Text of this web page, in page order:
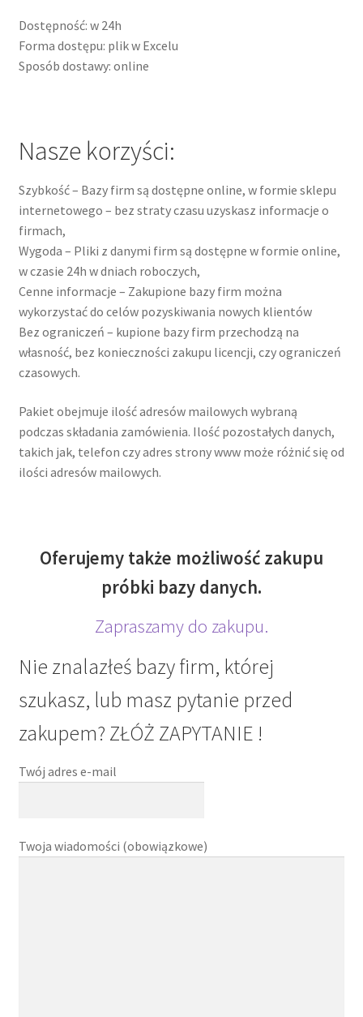
Dostępność: w 24h
Forma dostępu: plik w Excelu
Sposób dostawy: online
Nasze korzyści:
Szybkość – Bazy firm są dostępne online, w formie sklepu
internetowego – bez straty czasu uzyskasz informacje o
firmach,
Wygoda – Pliki z danymi firm są dostępne w formie online,
w czasie 24h w dniach roboczych,
Cenne informacje – Zakupione bazy firm można
wykorzystać do celów pozyskiwania nowych klientów
Bez ograniczeń – kupione bazy firm przechodzą na
własność, bez konieczności zakupu licencji, czy ograniczeń
czasowych.
Pakiet obejmuje ilość adresów mailowych wybraną
podczas składania zamówienia. Ilość pozostałych danych,
takich jak, telefon czy adres strony www może różnić się od
ilości adresów mailowych.
Oferujemy także możliwość zakupu
próbki bazy danych.
Zapraszamy do zakupu.
Nie znalazłeś bazy firm, której
szukasz, lub masz pytanie przed
zakupem? ZŁÓŻ ZAPYTANIE !
Twój adres e-mail
Twoja wiadomości (obowiązkowe)